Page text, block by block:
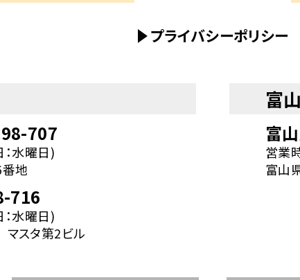
プライバシーポリシー
707
水曜日)
地
716
水曜日)
スタ第2ビル
富
富
営業
富山